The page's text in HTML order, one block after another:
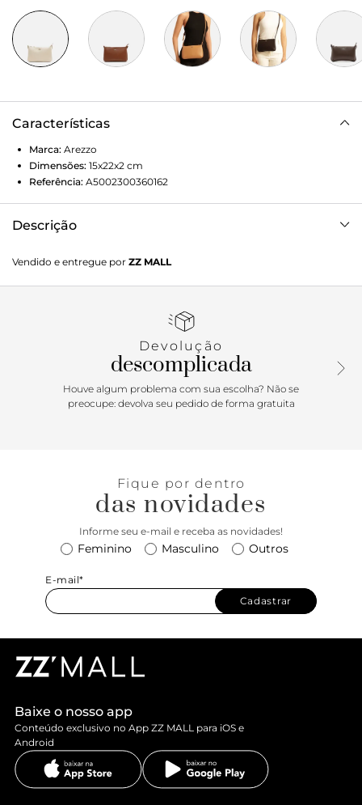
Características
Marca: Arezzo
Dimensões: 15x22x2 cm
Referência: A5002300360162
Descrição
formato retangular, laterais arredondadas e acabamento
texturizado. Traz alça lateral fina e fecho em zíper e
Vendido e entregue por ZZ MALL
Devolução
descomplicada
Houve algum problema com sua escolha? Não se
preocupe: devolva seu pedido de forma gratuita
Fique por dentro
das novidades
Informe seu e-mail e receba as novidades!
Feminino Masculino Outros
E-mail*
Cadastrar
Baixe o nosso app
Conteúdo exclusivo no App ZZ MALL para iOS e
Android